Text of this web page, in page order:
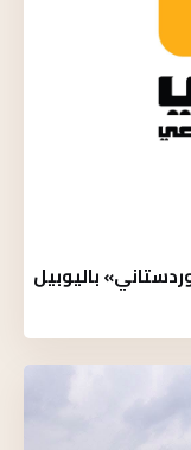
باليوبيل